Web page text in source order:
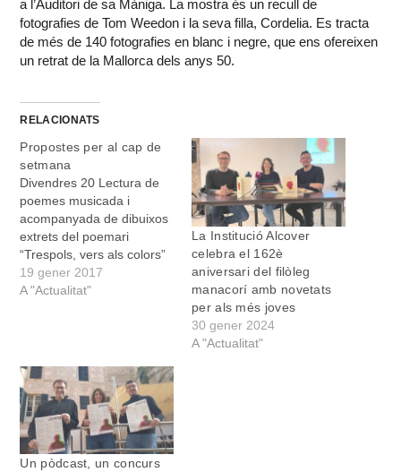
a l’Auditori de sa Màniga. La mostra és un recull de
fotografies de Tom Weedon i la seva filla, Cordelia. Es tracta
de més de 140 fotografies en blanc i negre, que ens ofereixen
un retrat de la Mallorca dels anys 50.
RELACIONATS
Propostes per al cap de
setmana
Divendres 20 Lectura de
poemes musicada i
acompanyada de dibuixos
extrets del poemari
“Trespols, vers als colors”
d’Antoni Truyols Bonet i
il·lustrat pel pintor Joan
Cales de Mallorca, a les
20:00.…
19 gener 2017
A "Actualitat"
La Institució Alcover
celebra el 162è
aniversari del filòleg
manacorí amb novetats
per als més joves
30 gener 2024
A "Actualitat"
Un pòdcast, un concurs